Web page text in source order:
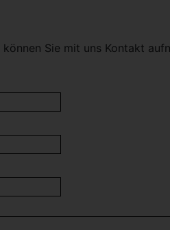
Sie mit uns Kontakt